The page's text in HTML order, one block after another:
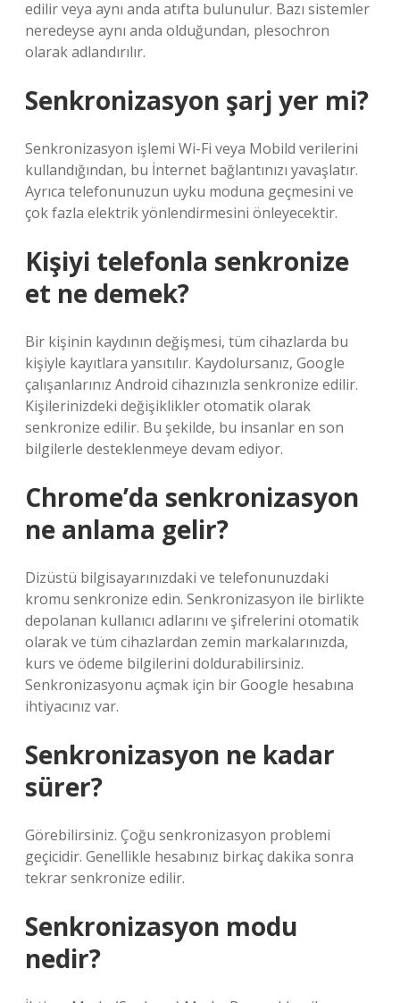
edilir veya aynı anda atıfta bulunulur. Bazı sistemler
neredeyse aynı anda olduğundan, plesochron
olarak adlandırılır.
Senkronizasyon şarj yer mi?
Senkronizasyon işlemi Wi-Fi veya Mobild verilerini
kullandığından, bu İnternet bağlantınızı yavaşlatır.
Ayrıca telefonunuzun uyku moduna geçmesini ve
çok fazla elektrik yönlendirmesini önleyecektir.
Kişiyi telefonla senkronize
et ne demek?
Bir kişinin kaydının değişmesi, tüm cihazlarda bu
kişiyle kayıtlara yansıtılır. Kaydolursanız, Google
çalışanlarınız Android cihazınızla senkronize edilir.
Kişilerinizdeki değişiklikler otomatik olarak
senkronize edilir. Bu şekilde, bu insanlar en son
bilgilerle desteklenmeye devam ediyor.
Chrome’da senkronizasyon
ne anlama gelir?
Dizüstü bilgisayarınızdaki ve telefonunuzdaki
kromu senkronize edin. Senkronizasyon ile birlikte
depolanan kullanıcı adlarını ve şifrelerini otomatik
olarak ve tüm cihazlardan zemin markalarınızda,
kurs ve ödeme bilgilerini doldurabilirsiniz.
Senkronizasyonu açmak için bir Google hesabına
ihtiyacınız var.
Senkronizasyon ne kadar
sürer?
Görebilirsiniz. Çoğu senkronizasyon problemi
geçicidir. Genellikle hesabınız birkaç dakika sonra
tekrar senkronize edilir.
Senkronizasyon modu
nedir?